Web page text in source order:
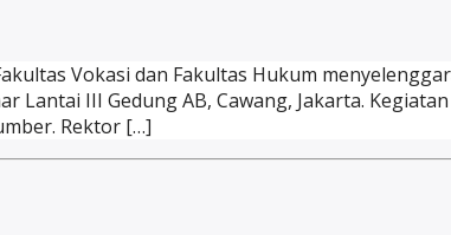
Vokasi dan Fakultas Hukum
Lantai III Gedung AB, Cawang, Jakarta.
Rektor […]